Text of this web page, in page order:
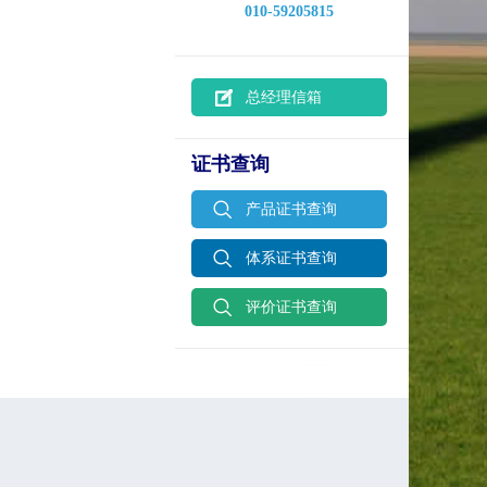
010-59205815
总经理信箱
证书查询
产品证书查询
体系证书查询
评价证书查询